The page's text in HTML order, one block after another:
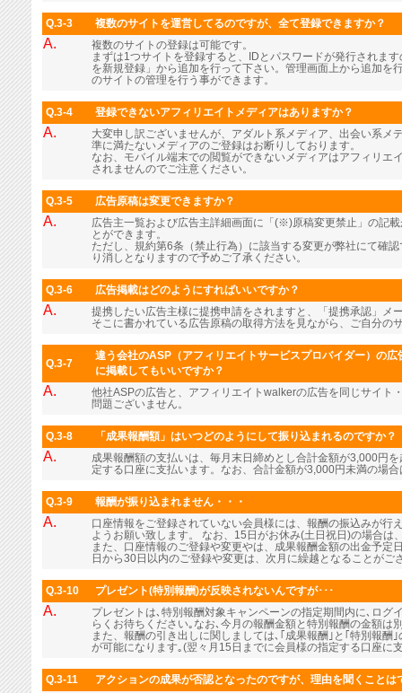
Q.3-3 複数のサイトを運営してるのですが、全て登録できますか？
A.
複数のサイトの登録は可能です。
まずは1つサイトを登録すると、IDとパスワードが発行されま
を新規登録」から追加を行って下さい。管理画面上から追加を
のサイトの管理を行う事ができます。
Q.3-4 登録できないアフィリエイトメディアはありますか？
A.
大変申し訳ございませんが、アダルト系メディア、出会い系メ
準に満たないメディアのご登録はお断りしております。
なお、モバイル端末での閲覧ができないメディアはアフィリエ
されませんのでご注意ください。
Q.3-5 広告原稿は変更できますか？
A.
広告主一覧および広告主詳細画面に「(※)原稿変更禁止」の記
とができます。
ただし、規約第6条（禁止行為）に該当する変更が弊社にて確
り消しとなりますので予めご了承ください。
Q.3-6 広告掲載はどのようにすればいいですか？
A.
提携したい広告主様に提携申請をされますと、「提携承認」メ
そこに書かれている広告原稿の取得方法を見ながら、ご自分の
Q.3-7
違う会社のASP（アフィリエイトサービスプロバイダー）の
に掲載してもいいですか？
A.
他社ASPの広告と、アフィリエイトwalkerの広告を同じサイト
問題ございません。
Q.3-8 「成果報酬額」はいつどのようにして振り込まれるのですか？
A.
成果報酬額の支払いは、毎月末日締めとし合計金額が3,000円
定する口座に支払います。なお、合計金額が3,000円未満の場
Q.3-9 報酬が振り込まれません・・・
A.
口座情報をご登録されていない会員様には、報酬の振込みが行
ようお願い致します。 なお、15日がお休み(土日祝日)の場合は
また、口座情報のご登録や変更やは、成果報酬金額の出金予定
日から30日以内のご登録や変更は、次月に繰越となることがご
Q.3-10 プレゼント(特別報酬)が反映されないんですが･･･
A.
プレゼントは､特別報酬対象キャンペーンの指定期間内に､ログ
らくお待ちください｡なお､今月の報酬金額と特別報酬の金額は
また、報酬の引き出しに関しましては､｢成果報酬｣と｢特別報酬
が可能になります｡(翌々月15日までに会員様の指定する口座に
Q.3-11 アクションの成果が否認となったのですが、理由を聞くことは